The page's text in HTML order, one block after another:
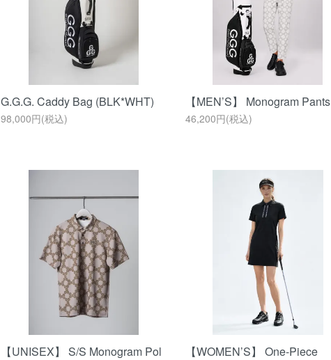
G.G.G. Caddy Bag (BLK*WHT)
98,000円(税込)
【MEN’S】 Monogram Pants
46,200円(税込)
【UNISEX】 S/S Monogram Pol
【WOMEN’S】 One-Piece